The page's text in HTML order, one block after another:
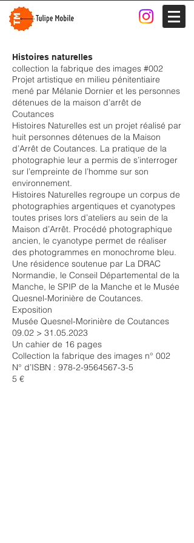
Histoires naturelles
collection la fabrique des images #002
Projet artistique en milieu pénitentiaire
mené par Mélanie Dornier et les personnes
détenues de la maison d’arrêt de
Coutances
Histoires Naturelles est un projet réalisé par
huit personnes détenues de la Maison
d’Arrêt de Coutances. La pratique de la
photographie leur a permis de s’interroger
sur l’empreinte de l’homme sur son
environnement.
Histoires Naturelles regroupe un corpus de
photographies argentiques et cyanotypes
toutes prises lors d’ateliers au sein de la
Maison d’Arrêt. Procédé photographique
ancien, le cyanotype permet de réaliser
des photogrammes en monochrome bleu.
Une résidence soutenue par La DRAC
Normandie, le Conseil Départemental de la
Manche, le SPIP de la Manche et le Musée
Quesnel-Morinière de Coutances.
Exposition
Musée Quesnel-Morinière de Coutances
09.02 > 31.05.2023
Un cahier de 16 pages
Collection la fabrique des images n° 002
N° d’ISBN : 978-2-9564567-3-5
5 €